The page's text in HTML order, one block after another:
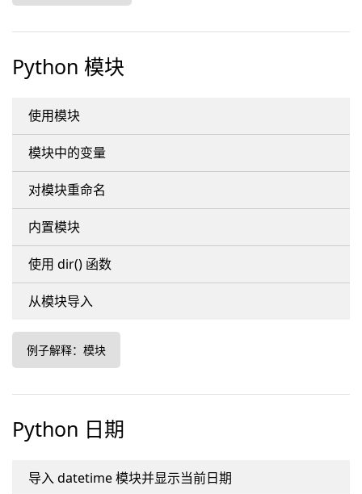
Python 模块
使用模块
模块中的变量
对模块重命名
内置模块
使用 dir() 函数
从模块导入
例子解释：模块
Python 日期
导入 datetime 模块并显示当前日期